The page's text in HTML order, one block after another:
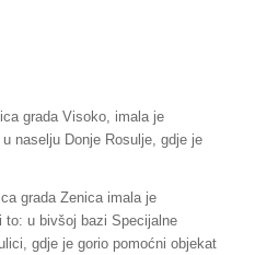
grada Visoko, imala je
naselju Donje Rosulje, gdje je
grada Zenica imala je
to: u bivšoj bazi Specijalne
gdje je gorio pomoćni objekat